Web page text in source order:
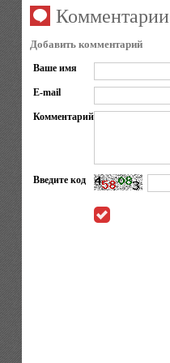
Комментарии
Добавить комментарий
Ваше имя
E-mail
Комментарий
Введите код